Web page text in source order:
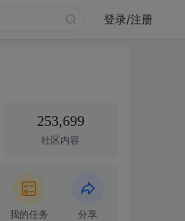
登录/注册
253,699
社区内容
我的任务 分享